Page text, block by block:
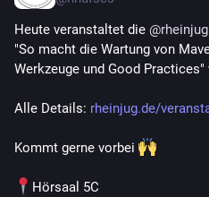
Heute veranstaltet die @rheinjug
"So macht die Wartung von
Werkzeuge und Good Practices"
Alle Details: rheinjug.de/
Kommt gerne vorbei
Hörsaal 5C